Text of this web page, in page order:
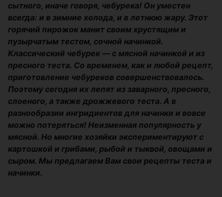
сытного, иначе говоря, чебурека! Он уместен
всегда: и в зимние холода, и в летнюю жару. Этот
горячий пирожок манит своим хрустящим и
пузырчатым тестом, сочной начинкой.
Классический чебурек — с мясной начинкой и из
пресного теста. Со временем, как и любой рецепт,
приготовление чебуреков совершенствовалось.
Поэтому сегодня их лепят из заварного, пресного,
слоеного, а также дрожжевого теста. А в
разнообразии ингридиентов для начинки и вовсе
можно потеряться! Неизменная популярность у
мясной. Но многие хозяйки экспериментируют с
картошкой и грибами, рыбой и тыквой, овощами и
сыром. Мы предлагаем Вам свои рецепты теста и
начинки.